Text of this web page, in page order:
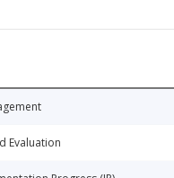
Evaluation